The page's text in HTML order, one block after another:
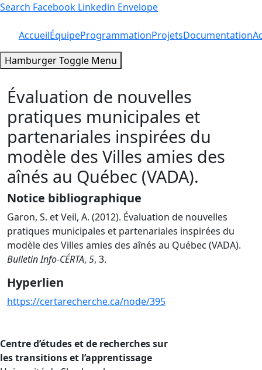
Search Facebook Linkedin Envelope
AccueilÉquipeProgrammationProjetsDocumentation
Hamburger Toggle Menu
Évaluation de nouvelles
pratiques municipales et
partenariales inspirées du
modèle des Villes amies des
aînés au Québec (VADA).
Notice bibliographique
Garon, S. et Veil, A. (2012). Évaluation de nouvelles
pratiques municipales et partenariales inspirées du
modèle des Villes amies des aînés au Québec (VADA).
Bulletin Info-CÉRTA, 5, 3.
Hyperlien
https://certarecherche.ca/node/395
Centre d’études et de recherches sur
les transitions et l’apprentissage